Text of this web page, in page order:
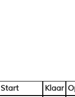
Start Klaar